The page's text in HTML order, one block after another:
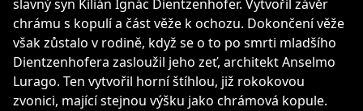
slavný syn Kilián Ignác Dientzenhofer. Vytvořil závěr
chrámu s kopulí a část věže k ochozu. Dokončení věže
však zůstalo v rodině, když se o to po smrti mladšího
Dientzenhofera zasloužil jeho zeť, architekt Anselmo
Lurago. Ten vytvořil horní štíhlou, již rokokovou
zvonici, mající stejnou výšku jako chrámová kopule.